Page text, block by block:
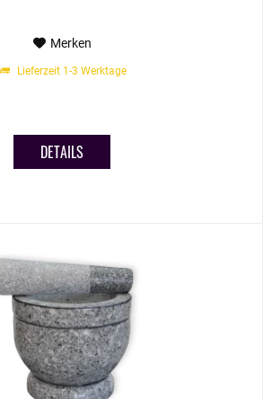
Merken
Lieferzeit 1-3 Werktage
DETAILS